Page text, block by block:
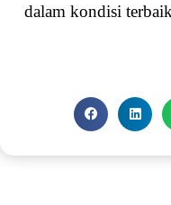
dalam kondisi